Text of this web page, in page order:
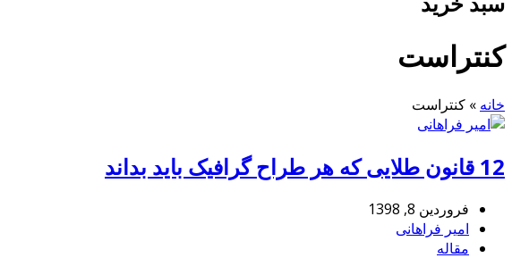
کنتراست
خانه » کنتراست
12 قانون طلایی که هر طراح گرافیک باید بداند
فروردین 8, 1398
امیر فراهانی
مقاله